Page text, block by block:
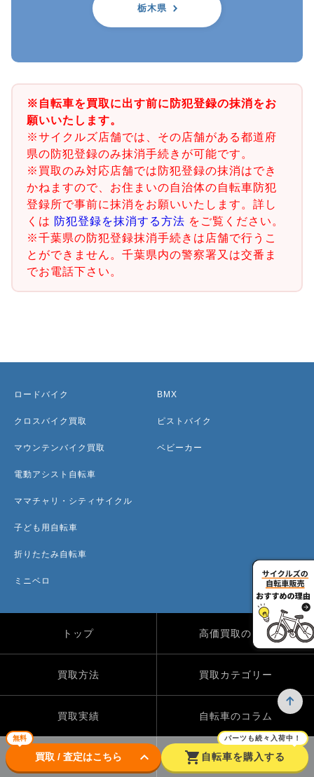
栃木県
※自転車を買取に出す前に防犯登録の抹消をお
願いいたします。
※サイクルズ店舗では、その店舗がある都道府
県の防犯登録のみ抹消手続きが可能です。
※買取のみ対応店舗では防犯登録の抹消はでき
かねますので、お住まいの自治体の自転車防犯
登録所で事前に抹消をお願いいたします。詳し
くは 防犯登録を抹消する方法 をご覧ください。
※千葉県の防犯登録抹消手続きは店舗で行うこ
とができません。千葉県内の警察署又は交番ま
でお電話下さい。
無料
買取 / 査定はこちら keyboard_arrow_down shopping_cart
パーツも続々入荷中！
自転車を購入する
ロードバイク
クロスバイク買取
マウンテンバイク買取
電動アシスト自転車
ママチャリ・シティサイクル
子ども用自転車
折りたたみ自転車
ミニベロ
BMX
ピストバイク
ベビーカー
トップ 高価買取のワケ
買取方法 買取カテゴリー
買取実績 自転車のコラム
店舗一覧 よくある質問